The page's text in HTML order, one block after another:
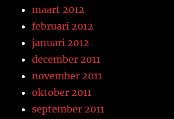
maart 2012
februari 2012
januari 2012
december 2011
november 2011
oktober 2011
september 2011